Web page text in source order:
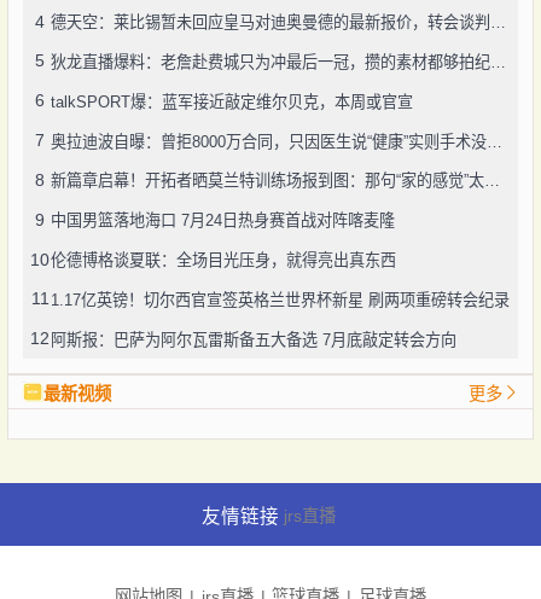
4 德天空：莱比锡暂未回应皇马对迪奥曼德的最新报价，转会谈判仍在推进
5 狄龙直播爆料：老詹赴费城只为冲最后一冠，攒的素材都够拍纪录片了
6 talkSPORT爆：蓝军接近敲定维尔贝克，本周或官宣
7 奥拉迪波自曝：曾拒8000万合同，只因医生说“健康”实则手术没做好
8 新篇章启幕！开拓者晒莫兰特训练场报到图：那句“家的感觉”太戳人
9 中国男篮落地海口 7月24日热身赛首战对阵喀麦隆
10伦德博格谈夏联：全场目光压身，就得亮出真东西
11 1.17亿英镑！切尔西官宣签英格兰世界杯新星 刷两项重磅转会纪录
12 阿斯报：巴萨为阿尔瓦雷斯备五大备选 7月底敲定转会方向
最新视频 更多
友情链接 jrs直播